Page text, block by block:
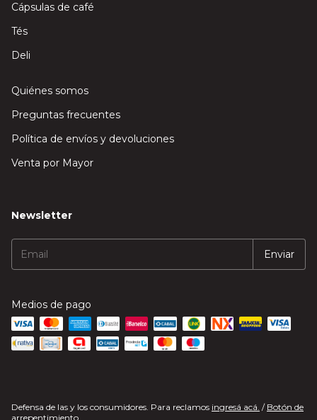
Cápsulas de café
Tés
Deli
Quiénes somos
Preguntas frecuentes
Política de envíos y devoluciones
Venta por Mayor
Newsletter
Medios de pago
Defensa de las y los consumidores. Para reclamos ingresá acá. / Botón de
arrepentimiento